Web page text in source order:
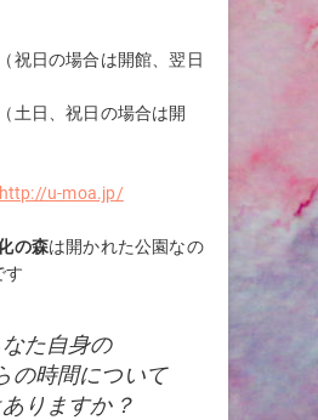
日の場合は開館、翌日
日、祝日の場合は開
http://u-moa.jp/
の森は開かれた公園なの
す
た自身の
の時間について
りますか？